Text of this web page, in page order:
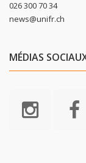
026 300 70 34
news@unifr.ch
MÉDIAS